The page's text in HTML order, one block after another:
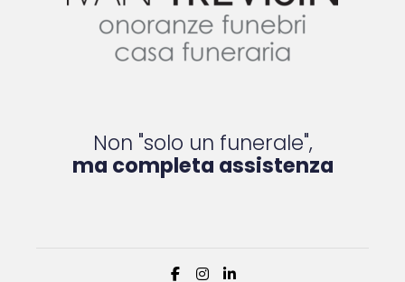
Non "solo un funerale",
ma completa assistenza